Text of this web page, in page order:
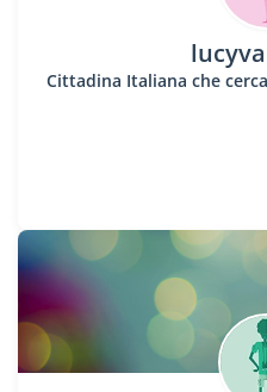
Cittadina Italiana che